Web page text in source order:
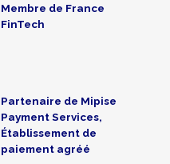
Membre de France
FinTech
Partenaire de Mipise
Payment Services,
Établissement de
paiement agréé